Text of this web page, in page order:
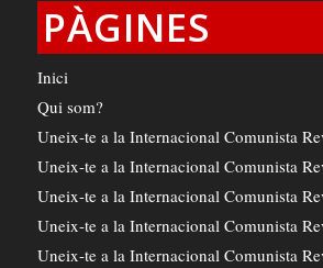
PÀGINES
Inici
Qui som?
Uneix-te a la Internacional Comunista
Uneix-te a la Internacional Comunista
Uneix-te a la Internacional Comunista
Uneix-te a la Internacional Comunista
Uneix-te a la Internacional Comunista